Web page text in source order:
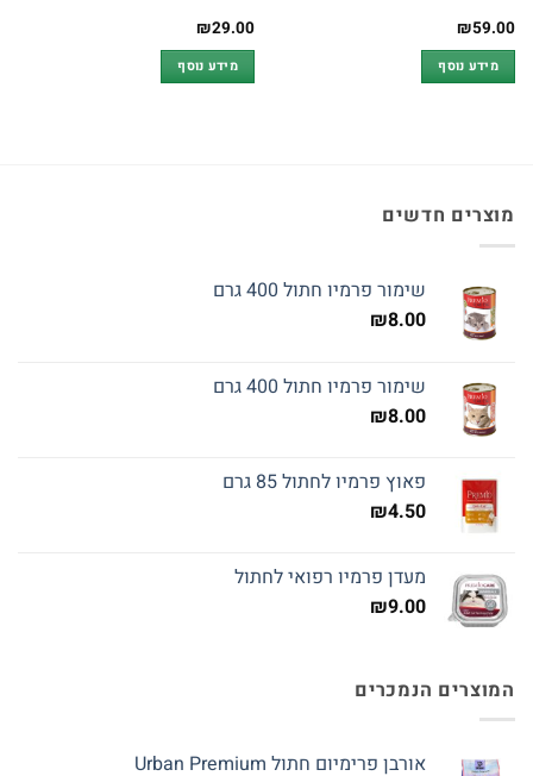
₪59.00
מידע נוסף
₪29.00
מידע נוסף
מוצרים חדשים
שימור פרמיו חתול 400 גרם
₪8.00
שימור פרמיו חתול 400 גרם
₪8.00
פאוץ פרמיו לחתול 85 גרם
₪4.50
מעדן פרמיו רפואי לחתול
₪9.00
המוצרים הנמכרים
אורבן פרימיום חתול Urban Premium